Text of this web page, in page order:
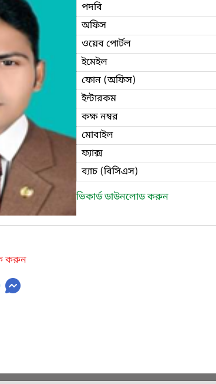
পদবি
অফিস
ওয়েব পোর্টল
ইমেইল
ফোন (অফিস)
ইন্টারকম
কক্ষ নম্বর
মোবাইল
ফ্যাক্স
ব্যাচ (বিসিএস)
ভিকার্ড ডাউনলোড করুন
করুন